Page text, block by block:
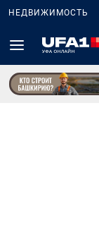
НЕДВИЖИМОСТЬ